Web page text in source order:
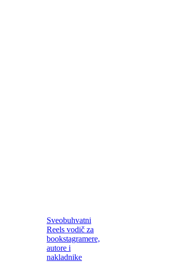
Sveobuhvatni
Reels vodič za
bookstagramere,
autore i
nakladnike